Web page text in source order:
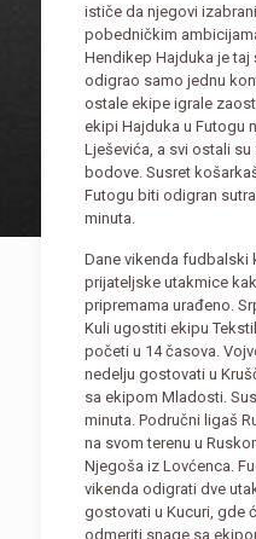
ističe da njegovi
pobedničkim
Hendikep Hajduka je
odigrao samo jednu
ostale ekipe igrale
ekipi Hajduka u Futogu
Lješevića, a svi ostali
bodove. Susret
Futogu biti odigran
minuta.
Dane vikenda fudbalski
prijateljske utakmice
pripremama urađeno.
Kuli ugostiti ekipu
početi u 14 časova.
nedelju gostovati u
sa ekipom Mladosti.
minuta. Područni ligaš
na svom terenu u
Njegoša iz Lovćenca.
vikenda odigrati dve
gostovati u Kucuri, gde
odmeriti snage sa